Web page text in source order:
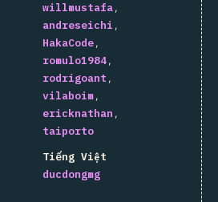
willmustafa
andreseichi
HakaCode
romulo1984
rodrigoant
vilaboim
ericknathan
taiporto
Tiếng Việt
ducdongmg